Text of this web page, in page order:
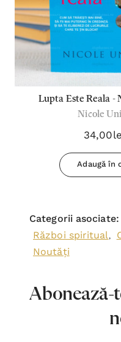
Lupta Este Reala -
Nicole
Adaugă în
Categorii asociate:
Război spiritual,
Noutăți
Abonează-